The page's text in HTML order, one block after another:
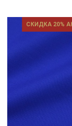
СКИДКА 20%